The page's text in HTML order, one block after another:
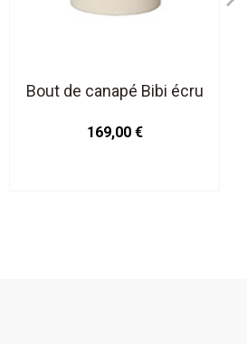
Bout de canapé Bibi écru
169,00 €